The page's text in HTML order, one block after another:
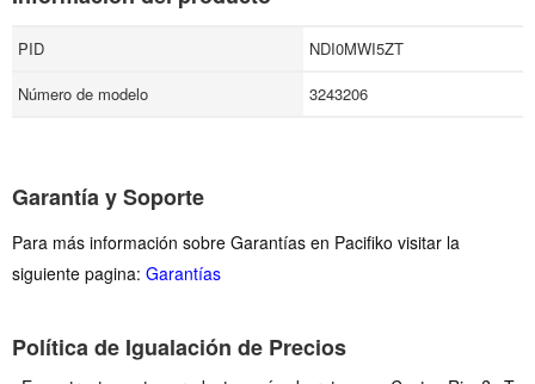
PID
NDI0MWI5ZT
Número de modelo
3243206
Garantía y Soporte
Para más información sobre Garantías en Pacifiko visitar la
siguiente pagina: Garantías
Política de Igualación de Precios